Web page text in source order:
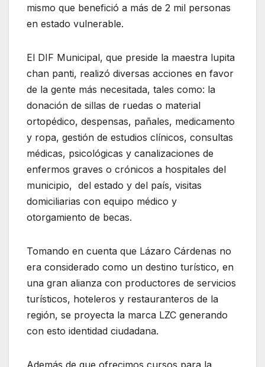
mismo que benefició a más de 2 mil personas
en estado vulnerable.
El DIF Municipal, que preside la maestra lupita
chan panti, realizó diversas acciones en favor
de la gente más necesitada, tales como: la
donación de sillas de ruedas o material
ortopédico, despensas, pañales, medicamento
y ropa, gestión de estudios clínicos, consultas
médicas, psicológicas y canalizaciones de
enfermos graves o crónicos a hospitales del
municipio, del estado y del país, visitas
domiciliarias con equipo médico y
otorgamiento de becas.
Tomando en cuenta que Lázaro Cárdenas no
era considerado como un destino turístico, en
una gran alianza con productores de servicios
turísticos, hoteleros y restauranteros de la
región, se proyecta la marca LZC generando
con esto identidad ciudadana.
Además de que ofrecimos cursos para la